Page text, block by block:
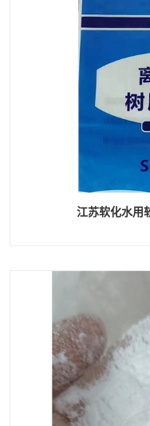
江苏软化水用